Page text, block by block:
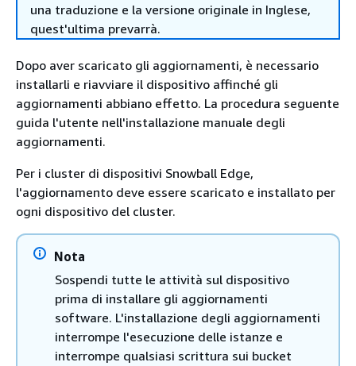
una traduzione e la versione originale in Inglese,
quest'ultima prevarrà.
Dopo aver scaricato gli aggiornamenti, è necessario
installarli e riavviare il dispositivo affinché gli
aggiornamenti abbiano effetto. La procedura seguente
guida l'utente nell'installazione manuale degli
aggiornamenti.
Per i cluster di dispositivi Snowball Edge,
l'aggiornamento deve essere scaricato e installato per
ogni dispositivo del cluster.
Nota
Sospendi tutte le attività sul dispositivo
prima di installare gli aggiornamenti
software. L'installazione degli aggiornamenti
interrompe l'esecuzione delle istanze e
interrompe qualsiasi scrittura sui bucket